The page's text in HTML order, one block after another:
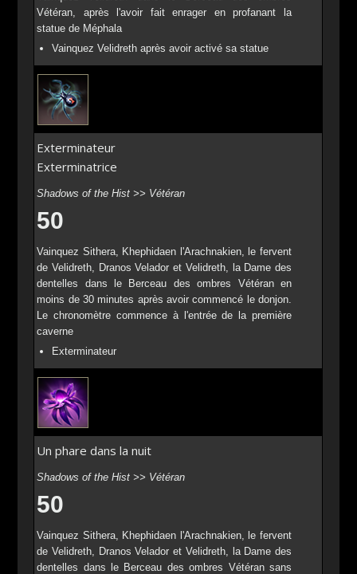
Vétéran, après l'avoir fait enrager en profanant la
statue de Méphala
Vainquez Velidreth après avoir activé sa statue
Exterminateur
Exterminatrice
Shadows of the Hist >> Vétéran
50
Vainquez Sithera, Khephidaen l'Arachnakien, le fervent
de Velidreth, Dranos Velador et Velidreth, la Dame des
dentelles dans le Berceau des ombres Vétéran en
moins de 30 minutes après avoir commencé le donjon.
Le chronomètre commence à l'entrée de la première
caverne
Exterminateur
Un phare dans la nuit
Shadows of the Hist >> Vétéran
50
Vainquez Sithera, Khephidaen l'Arachnakien, le fervent
de Velidreth, Dranos Velador et Velidreth, la Dame des
dentelles dans le Berceau des ombres Vétéran sans